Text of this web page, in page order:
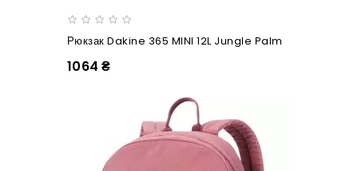
Рюкзак Dakine 365 MINI 12L Jungle Palm
1064 ₴